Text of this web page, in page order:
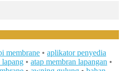
membrane • aplikator penyedia
lapang • atap membran lapangan •